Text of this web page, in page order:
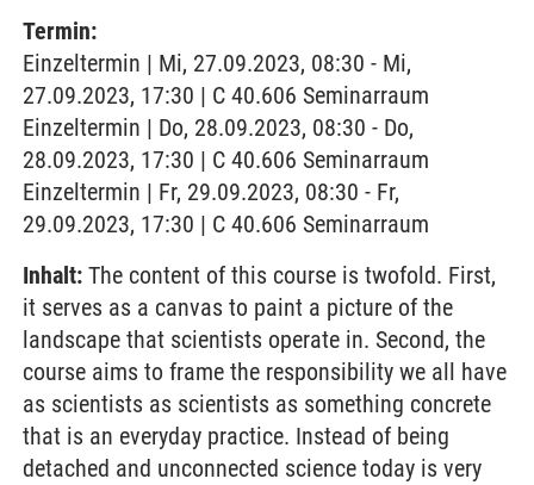
Termin:
Einzeltermin | Mi, 27.09.2023, 08:30 - Mi,
27.09.2023, 17:30 | C 40.606 Seminarraum
Einzeltermin | Do, 28.09.2023, 08:30 - Do,
28.09.2023, 17:30 | C 40.606 Seminarraum
Einzeltermin | Fr, 29.09.2023, 08:30 - Fr,
29.09.2023, 17:30 | C 40.606 Seminarraum
Inhalt: The content of this course is twofold. First,
it serves as a canvas to paint a picture of the
landscape that scientists operate in. Second, the
course aims to frame the responsibility we all have
as scientists as scientists as something concrete
that is an everyday practice. Instead of being
detached and unconnected science today is very